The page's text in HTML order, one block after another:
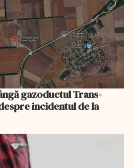
gazoductul Trans-
incidentul de la